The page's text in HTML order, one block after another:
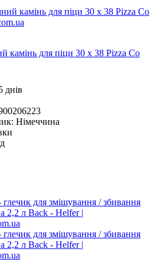
камінь для піци 30 х 38 Pizza Co
днів
Німеччина